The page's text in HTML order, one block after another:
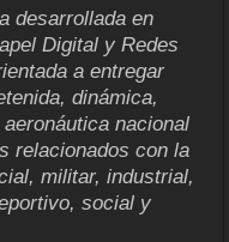
desarrollada en
Digital y Redes
a entregar
dinámica,
nacional
relacionados con la
militar, industrial,
social y